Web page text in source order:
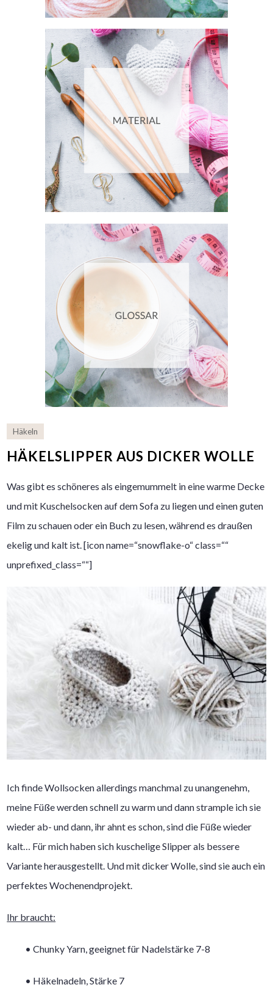
Häkeln
HÄKELSLIPPER AUS DICKER WOLLE
Was gibt es schöneres als eingemummelt in eine warme Decke
und mit Kuschelsocken auf dem Sofa zu liegen und einen guten
Film zu schauen oder ein Buch zu lesen, während es draußen
ekelig und kalt ist. [icon name=“snowflake-o“ class=““
unprefixed_class=““]
Ich finde Wollsocken allerdings manchmal zu unangenehm,
meine Füße werden schnell zu warm und dann strample ich sie
wieder ab- und dann, ihr ahnt es schon, sind die Füße wieder
kalt… Für mich haben sich kuschelige Slipper als bessere
Variante herausgestellt. Und mit dicker Wolle, sind sie auch ein
perfektes Wochenendprojekt.
Ihr braucht:
• Chunky Yarn, geeignet für Nadelstärke 7-8
• Häkelnadeln, Stärke 7